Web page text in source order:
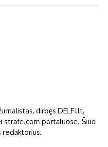
dirbęs DELFI.lt,
strafe.com portaluose. Šiuo